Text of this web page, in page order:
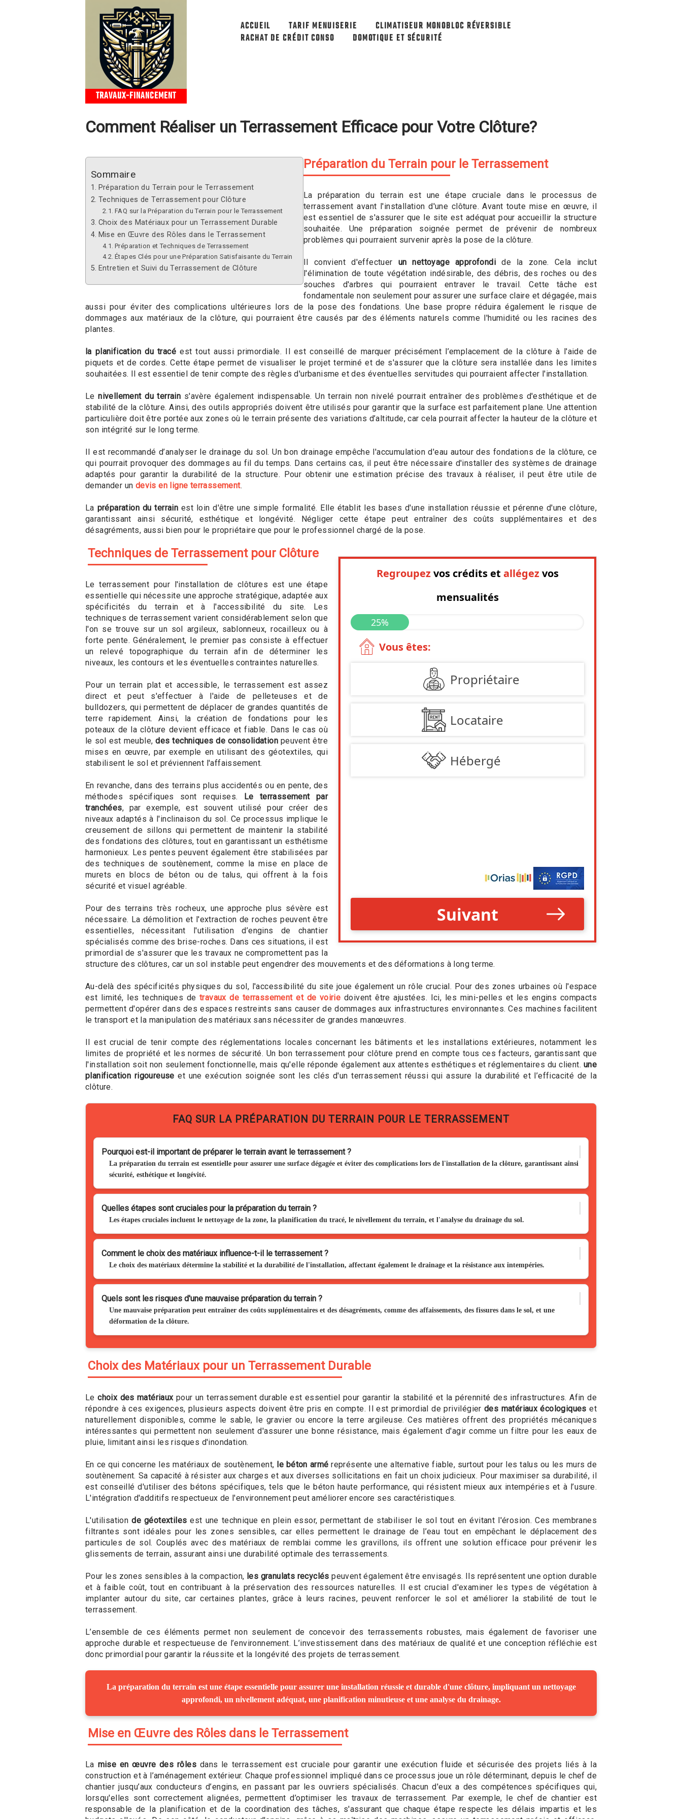
TRAVAUX-FINANCEMENT
ACCUEIL TARIF MENUISERIE
CLIMATISEUR MONOBLOC RÉVERSIBLE
RACHAT DE CRÉDIT CONSO
DOMOTIQUE ET SÉCURITÉ
Comment Réaliser un Terrassement Efficace pour Votre Clôture?
Sommaire
Préparation du Terrain pour le Terrassement
Techniques de Terrassement pour Clôture
FAQ sur la Préparation du Terrain pour le Terrassement
Choix des Matériaux pour un Terrassement Durable
Mise en Œuvre des Rôles dans le Terrassement
Préparation et Techniques de Terrassement
Étapes Clés pour une Préparation Satisfaisante du Terrain
Entretien et Suivi du Terrassement de Clôture
Préparation du Terrain pour le Terrassement
La préparation du terrain est une étape cruciale dans le processus de
terrassement avant l'installation d'une clôture. Avant toute mise en œuvre, il
est essentiel de s'assurer que le site est adéquat pour accueillir la structure
souhaitée. Une préparation soignée permet de prévenir de nombreux
problèmes qui pourraient survenir après la pose de la clôture.
Il convient d'effectuer un nettoyage approfondi de la zone. Cela inclut
l'élimination de toute végétation indésirable, des débris, des roches ou des
souches d'arbres qui pourraient entraver le travail. Cette tâche est
fondamentale non seulement pour assurer une surface claire et dégagée, mais
aussi pour éviter des complications ultérieures lors de la pose des fondations. Une base propre réduira également le risque de
dommages aux matériaux de la clôture, qui pourraient être causés par des éléments naturels comme l'humidité ou les racines des
plantes.
la planification du tracé est tout aussi primordiale. Il est conseillé de marquer précisément l’emplacement de la clôture à l'aide de
piquets et de cordes. Cette étape permet de visualiser le projet terminé et de s'assurer que la clôture sera installée dans les limites
souhaitées. Il est essentiel de tenir compte des règles d'urbanisme et des éventuelles servitudes qui pourraient affecter l'installation.
Lenivellement du terrain s'avère également indispensable. Un terrain non nivelé pourrait entraîner des problèmes d'esthétique et de
stabilité de la clôture. Ainsi, des outils appropriés doivent être utilisés pour garantir que la surface est parfaitement plane. Une attention
particulière doit être portée aux zones où le terrain présente des variations d’altitude, car cela pourrait affecter la hauteur de la clôture et
son intégrité sur le long terme.
Il est recommandé d’analyser le drainage du sol. Un bon drainage empêche l'accumulation d'eau autour des fondations de la clôture, ce
qui pourrait provoquer des dommages au fil du temps. Dans certains cas, il peut être nécessaire d'installer des systèmes de drainage
adaptés pour garantir la durabilité de la structure. Pour obtenir une estimation précise des travaux à réaliser, il peut être utile de
demander un devis en ligne terrassement.
La préparation du terrain est loin d'être une simple formalité. Elle établit les bases d'une installation réussie et pérenne d'une clôture,
garantissant ainsi sécurité, esthétique et longévité. Négliger cette étape peut entraîner des coûts supplémentaires et des
désagréments, aussi bien pour le propriétaire que pour le professionnel chargé de la pose.
Techniques de Terrassement pour Clôture
Le terrassement pour l'installation de clôtures est une étape
essentielle qui nécessite une approche stratégique, adaptée aux
spécificités du terrain et à l'accessibilité du site. Les
techniques de terrassement varient considérablement selon que
l'on se trouve sur un sol argileux, sablonneux, rocailleux ou à
forte pente. Généralement, le premier pas consiste à effectuer
un relevé topographique du terrain afin de déterminer les
niveaux, les contours et les éventuelles contraintes naturelles.
Pour un terrain plat et accessible, le terrassement est assez
direct et peut s'effectuer à l'aide de pelleteuses et de
bulldozers, qui permettent de déplacer de grandes quantités de
terre rapidement. Ainsi, la création de fondations pour les
poteaux de la clôture devient efficace et fiable. Dans le cas où
le sol est meuble,des techniques de consolidationpeuvent être
mises en œuvre, par exemple en utilisant des géotextiles, qui
stabilisent le sol et préviennent l'affaissement.
En revanche, dans des terrains plus accidentés ou en pente, des
méthodes spécifiques sont requises.
Le terrassement par
tranchées, par exemple, est souvent utilisé pour créer des
niveaux adaptés à l'inclinaison du sol. Ce processus implique le
creusement de sillons qui permettent de maintenir la stabilité
des fondations des clôtures, tout en garantissant un esthétisme
harmonieux. Les pentes peuvent également être stabilisées par
des techniques de soutènement, comme la mise en place de
murets en blocs de béton ou de talus, qui offrent à la fois
sécurité et visuel agréable.
Pour des terrains très rocheux, une approche plus sévère est
nécessaire. La démolition et l'extraction de roches peuvent être
essentielles, nécessitant l'utilisation d’engins de chantier
spécialisés comme des brise-roches. Dans ces situations, il est
primordial de s'assurer que les travaux ne compromettent pas la
structure des clôtures, car un sol instable peut engendrer des mouvements et des déformations à long terme.
Au-delà des spécificités physiques du sol, l'accessibilité du site joue également un rôle crucial. Pour des zones urbaines où l'espace
est limité, les techniques de travaux de terrassement et de voirie doivent être ajustées. Ici, les mini-pelles et les engins compacts
permettent d'opérer dans des espaces restreints sans causer de dommages aux infrastructures environnantes. Ces machines facilitent
le transport et la manipulation des matériaux sans nécessiter de grandes manœuvres.
Il est crucial de tenir compte des réglementations locales concernant les bâtiments et les installations extérieures, notamment les
limites de propriété et les normes de sécurité. Un bon terrassement pour clôture prend en compte tous ces facteurs, garantissant que
l'installation soit non seulement fonctionnelle, mais qu'elle réponde également aux attentes esthétiques et réglementaires du client. une
planification rigoureuse et une exécution soignée sont les clés d'un terrassement réussi qui assure la durabilité et l’efficacité de la
clôture.
FAQ SUR LA PRÉPARATION DU TERRAIN POUR LE TERRASSEMENT
Pourquoi est-il important de préparer le terrain avant le terrassement ?
La préparation du terrain est essentielle pour assurer une surface dégagée et éviter des complications lors de l'installation de la clôture, garantissant ainsi
sécurité, esthétique et longévité.
Quelles étapes sont cruciales pour la préparation du terrain ?
Les étapes cruciales incluent le nettoyage de la zone, la planification du tracé, le nivellement du terrain, et l'analyse du drainage du sol.
Comment le choix des matériaux influence-t-il le terrassement ?
Le choix des matériaux détermine la stabilité et la durabilité de l'installation, affectant également le drainage et la résistance aux intempéries.
Quels sont les risques d'une mauvaise préparation du terrain ?
Une mauvaise préparation peut entraîner des coûts supplémentaires et des désagréments, comme des affaissements, des fissures dans le sol, et une
déformation de la clôture.
Choix des Matériaux pour un Terrassement Durable
Lechoix des matériauxpour un terrassement durable est essentiel pour garantir la stabilité et la pérennité des infrastructures. Afin de
répondre à ces exigences, plusieurs aspects doivent être pris en compte. Il est primordial de privilégierdes matériaux écologiques et
naturellement disponibles, comme le sable, le gravier ou encore la terre argileuse. Ces matières offrent des propriétés mécaniques
intéressantes qui permettent non seulement d'assurer une bonne résistance, mais également d'agir comme un filtre pour les eaux de
pluie, limitant ainsi les risques d'inondation.
En ce qui concerne les matériaux de soutènement, le béton armé représente une alternative fiable, surtout pour les talus ou les murs de
soutènement. Sa capacité à résister aux charges et aux diverses sollicitations en fait un choix judicieux. Pour maximiser sa durabilité, il
est conseillé d'utiliser des bétons spécifiques, tels que le béton haute performance, qui résistent mieux aux intempéries et à l’usure.
L'intégration d'additifs respectueux de l'environnement peut améliorer encore ses caractéristiques.
L'utilisationde géotextiles est une technique en plein essor, permettant de stabiliser le sol tout en évitant l'érosion. Ces membranes
filtrantes sont idéales pour les zones sensibles, car elles permettent le drainage de l’eau tout en empêchant le déplacement des
particules de sol. Couplés avec des matériaux de remblai comme les gravillons, ils offrent une solution efficace pour prévenir les
glissements de terrain, assurant ainsi une durabilité optimale des terrassements.
Pour les zones sensibles à la compaction, les granulats recyclés peuvent également être envisagés. Ils représentent une option durable
et à faible coût, tout en contribuant à la préservation des ressources naturelles. Il est crucial d'examiner les types de végétation à
implanter autour du site, car certaines plantes, grâce à leurs racines, peuvent renforcer le sol et améliorer la stabilité de tout le
terrassement.
L’ensemble de ces éléments permet non seulement de concevoir des terrassements robustes, mais également de favoriser une
approche durable et respectueuse de l’environnement. L’investissement dans des matériaux de qualité et une conception réfléchie est
donc primordial pour garantir la réussite et la longévité des projets de terrassement.
La préparation du terrain est une étape essentielle pour assurer une installation réussie et durable d'une clôture, impliquant un nettoyage
approfondi, un nivellement adéquat, une planification minutieuse et une analyse du drainage.
Mise en Œuvre des Rôles dans le Terrassement
La mise en œuvre des rôles dans le terrassement est cruciale pour garantir une exécution fluide et sécurisée des projets liés à la
construction et à l’aménagement extérieur. Chaque professionnel impliqué dans ce processus joue un rôle déterminant, depuis le chef de
chantier jusqu’aux conducteurs d’engins, en passant par les ouvriers spécialisés. Chacun d'eux a des compétences spécifiques qui,
lorsqu'elles sont correctement alignées, permettent d’optimiser les travaux de terrassement. Par exemple, le chef de chantier est
responsable de la planification et de la coordination des tâches, s'assurant que chaque étape respecte les délais impartis et les